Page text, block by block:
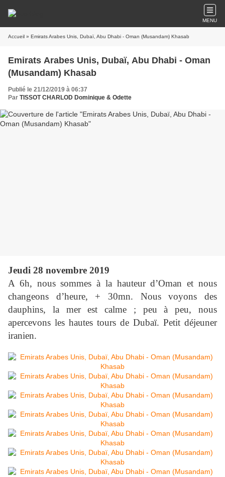
MENU
Accueil » Emirats Arabes Unis, Dubaï, Abu Dhabi - Oman (Musandam) Khasab
Emirats Arabes Unis, Dubaï, Abu Dhabi - Oman
(Musandam) Khasab
Publié le 21/12/2019 à 06:37
Par TISSOT CHARLOD Dominique & Odette
Jeudi 28 novembre 2019
A 6h, nous sommes à la hauteur d’Oman et nous
changeons d’heure, + 30mn. Nous voyons des
dauphins, la mer est calme ; peu à peu, nous
apercevons les hautes tours de Dubaï. Petit déjeuner
iranien.